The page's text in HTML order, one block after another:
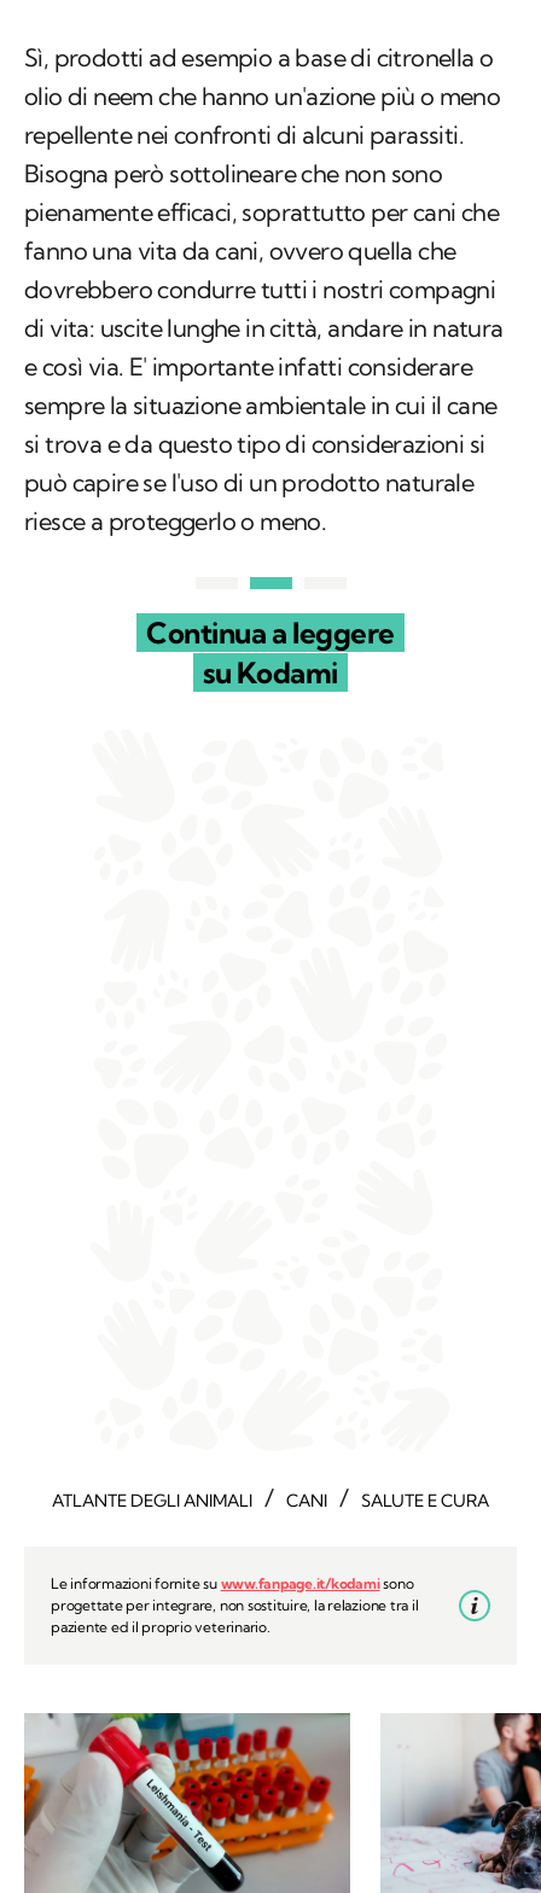
Sì, prodotti ad esempio a base di citronella o
olio di neem che hanno un'azione più o meno
repellente nei confronti di alcuni parassiti.
Bisogna però sottolineare che non sono
pienamente efficaci, soprattutto per cani che
fanno una vita da cani, ovvero quella che
dovrebbero condurre tutti i nostri compagni
di vita: uscite lunghe in città, andare in natura
e così via. E' importante infatti considerare
sempre la situazione ambientale in cui il cane
si trova e da questo tipo di considerazioni si
può capire se l'uso di un prodotto naturale
riesce a proteggerlo o meno.
Continua a leggere
su Kodami
ATLANTE DEGLI ANIMALI / CANI / SALUTE E CURA
Le informazioni fornite su www.fanpage.it/kodamisono
progettate per integrare, non sostituire, la relazione tra il
paziente ed il proprio veterinario.